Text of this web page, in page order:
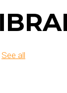
See all